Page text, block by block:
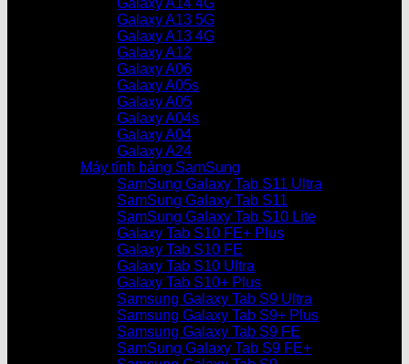
Galaxy A14 4G
Galaxy A13 5G
Galaxy A13 4G
Galaxy A12
Galaxy A06
Galaxy A05s
Galaxy A05
Galaxy A04s
Galaxy A04
Galaxy A24
Máy tính bảng SamSung
SamSung Galaxy Tab S11 Ultra
SamSung Galaxy Tab S11
SamSung Galaxy Tab S10 Lite
Galaxy Tab S10 FE+ Plus
Galaxy Tab S10 FE
Galaxy Tab S10 Ultra
Galaxy Tab S10+ Plus
Samsung Galaxy Tab S9 Ultra
Samsung Galaxy Tab S9+ Plus
Samsung Galaxy Tab S9 FE
SamSung Galaxy Tab S9 FE+